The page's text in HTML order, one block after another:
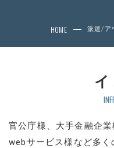
HOME 派遣/ア
官公庁様、大手金融企
webサービス様など多く
お知らせ
RECRUIT 採用情報